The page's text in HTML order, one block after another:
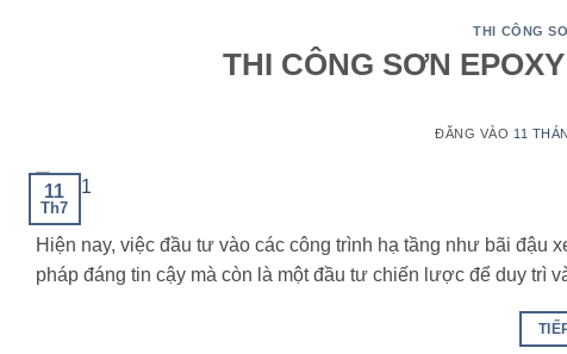
THI CÔNG
THI CÔNG SƠN
ĐĂNG VÀO 11
11
Th7
Hiện nay, việc đầu tư vào các công trình hạ tầng như bãi
pháp đáng tin cậy mà còn là một đầu tư chiến lược để duy trì